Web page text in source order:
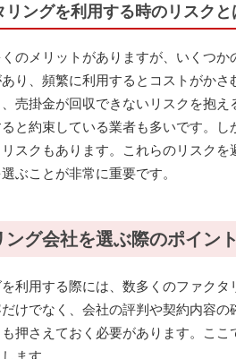
ングを利用する時のリスクと
のメリットがありますが、いくつ
り、頻繁に利用するとコストがか
売掛金が回収できないリスクを抱
と約束している業者も多いです。
スクもあります。これらのリスク
ぶことが非常に重要です。
グ会社を選ぶ際のポイン
利用する際には、数多くのファク
けでなく、会社の評判や契約内容
押さえておく必要があります。こ
ます。